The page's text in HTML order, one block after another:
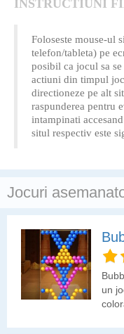
INSTRUCTIUNI
Foloseste mouse-ul
telefon/tableta) pe
posibil ca jocul sa
actiuni din timpul
directioneze pe alt
raspunderea pentru
intampinati
situl respectiv este
Jocuri
un